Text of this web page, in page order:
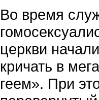
Во время
церкви
кричать в
геем». При